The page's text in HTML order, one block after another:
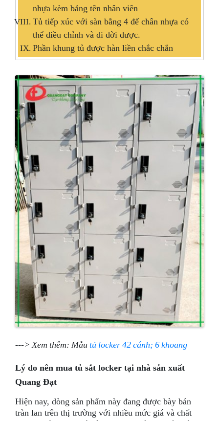
nhựa kèm bảng tên nhân viên
Tủ tiếp xúc với sàn bằng 4 đế chân nhựa có
thể điều chỉnh và di dời được.
Phần khung tủ được hàn liền chắc chắn
---> Xem thêm: Mẫutủ locker 42 cánh; 6 khoang
Lý do nên mua tủ sắt locker tại nhà sản xuất
Quang Đạt
Hiện nay, dòng sản phẩm này đang được bày bán
tràn lan trên thị trường với nhiều mức giá và chất